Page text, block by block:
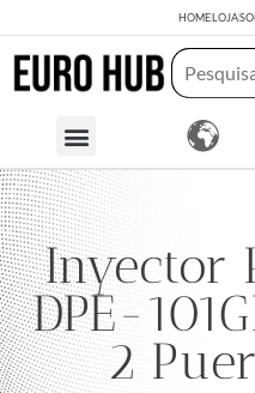
HOMELOJA
Inyector
DPE-
2